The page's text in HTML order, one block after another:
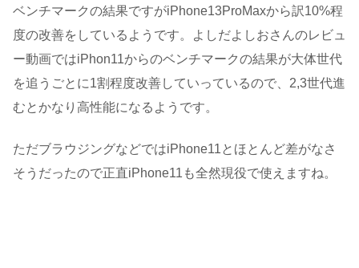
ベンチマークの結果ですがiPhone13ProMaxから訳10%程
度の改善をしているようです。よしだよしおさんのレビュ
ー動画ではiPhon11からのベンチマークの結果が大体世代
を追うごとに1割程度改善していっているので、2,3世代進
むとかなり高性能になるようです。
ただブラウジングなどではiPhone11とほとんど差がなさ
そうだったので正直iPhone11も全然現役で使えますね。